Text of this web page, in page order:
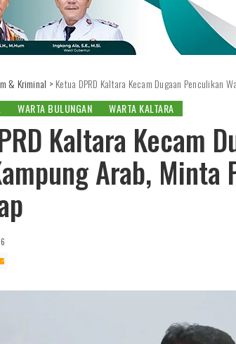
& Kriminal > Ketua DPRD Kaltara Kecam Dugaan Penculikan
WARTA BULUNGAN WARTA KALTARA
Kaltara Kecam
Arab, Minta